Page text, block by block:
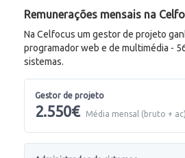
Remunerações mensais na
Na Celfocus um gestor de projeto
programador web e de multimédia -
sistemas.
Gestor de projeto
2.550€ Média mensal (bruto + ac)